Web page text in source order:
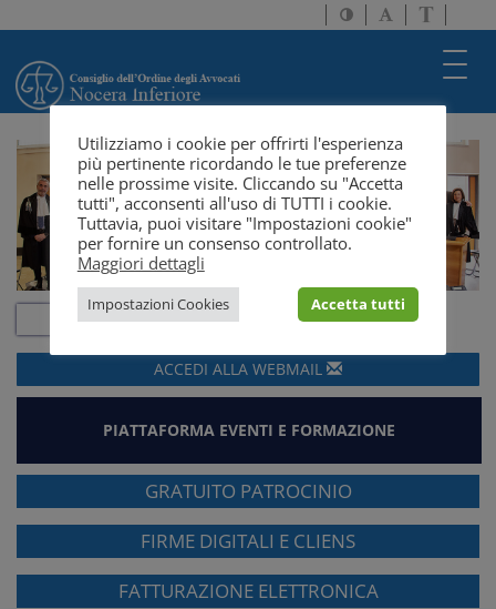
Attiva/disattiva
alto
Attiva/
dimensione
a
solo
ACCEDI ALLA WEBMAIL
PIATTAFORMA EVENTI E FORMAZIONE
GRATUITO PATROCINIO
FIRME DIGITALI E CLIENS
FATTURAZIONE ELETTRONICA
Utilizziamo i cookie per offrirti l'esperienza
più pertinente ricordando le tue preferenze
nelle prossime visite. Cliccando su "Accetta
tutti", acconsenti all'uso di TUTTI i cookie.
Tuttavia, puoi visitare "Impostazioni cookie"
per fornire un consenso controllato.
Maggiori dettagli
Impostazioni Cookies Accetta tutti